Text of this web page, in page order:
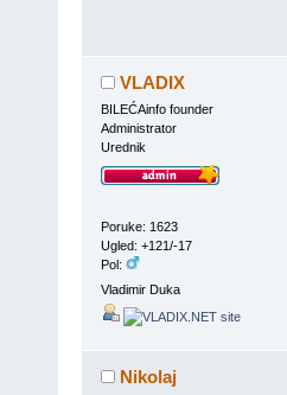
VLADIX
BILEĆAinfo founder
Administrator
Urednik
Poruke: 1623
Ugled: +121/-17
Pol:
Vladimir Duka
Nikolaj